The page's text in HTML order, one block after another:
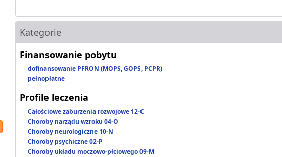
Kategorie
Finansowanie pobytu
dofinansowanie PFRON (MOPS, GOPS, PCPR)
pełnopłatne
Profile leczenia
Całościowe zaburzenia rozwojowe 12-C
Choroby narządu wzroku 04-O
Choroby neurologiczne 10-N
Choroby psychiczne 02-P
Choroby układu moczowo-płciowego 09-M